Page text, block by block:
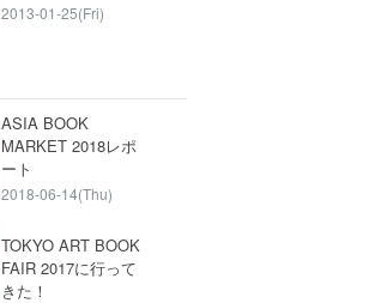
2013-01-25(Fri)
ASIA BOOK
MARKET 2018レポ
ート
2018-06-14(Thu)
TOKYO ART BOOK
FAIR 2017に行って
きた！